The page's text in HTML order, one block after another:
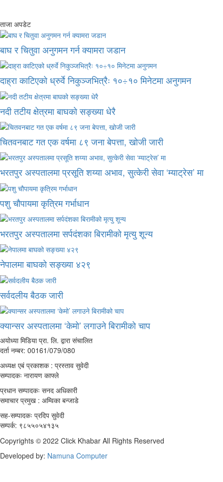
ताजा अपडेट
बाघ र चितुवा अनुगमन गर्न क्यामरा जडान
दाह्रा काटिएको ध्रुर्वे निकुञ्जभित्रैः १०÷१० मिनेटमा अनुगमन
नदी तटीय क्षेत्रमा बाघको सङ्ख्या धेरै
चितवनबाट गत एक वर्षमा ८९ जना बेपत्ता, खोजी जारी
भरतपुर अस्पतालमा प्रसूति शय्या अभाव, सुत्केरी सेवा ‘म्याट्रेस’ मा
पशु चौपायमा कृत्रिम गर्भाधान
भरतपुर अस्पतालमा सर्पदंशका बिरामीको मृत्यु शून्य
नेपालमा बाघको सङ्ख्या ४२९
सर्वदलीय बैठक जारी
क्यान्सर अस्पतालमा ‘केमो’ लगाउने बिरामीको चाप
अयोध्या मिडिया प्रा. लि. द्वारा संचालित
दर्ता नम्बर: 00161/079/080
अध्यक्ष एबं प्रकाशक : प्रस्ताव सुवेदी
सम्पादकः नारायण काफ्ले
प्रधान सम्पादकः सनद अधिकारी
समाचार प्रमुख : अम्विका बन्जाडे
सह-सम्पादकः प्रदिप सुवेदी
सम्पर्क: ९८५५०५४१३५
Copyrights © 2022 Click Khabar All Rights Reserved
Developed by: Namuna Computer